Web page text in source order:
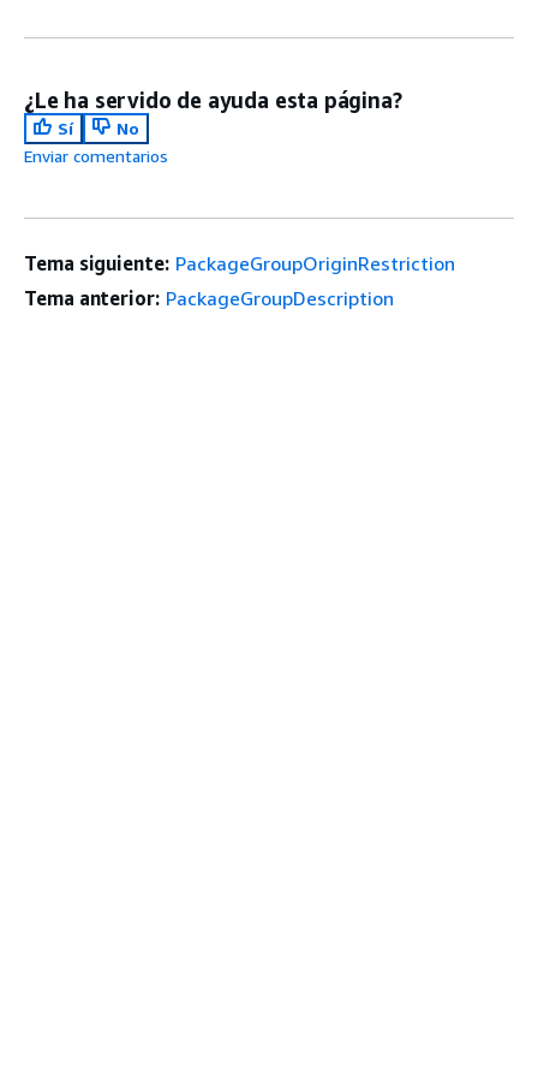
¿Le ha servido de ayuda esta página?
Sí
No
Enviar comentarios
Tema siguiente: PackageGroupOriginRestriction
Tema anterior: PackageGroupDescription